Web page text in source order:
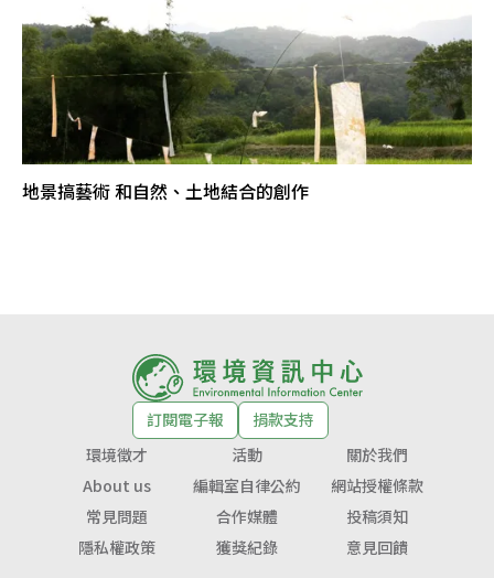
地景搞藝術 和自然、土地結合的創作
訂閱電子報
捐款支持
環境徵才
活動
關於我們
About us
編輯室自律公約
網站授權條款
常見問題
合作媒體
投稿須知
隱私權政策
獲獎紀錄 意見回饋